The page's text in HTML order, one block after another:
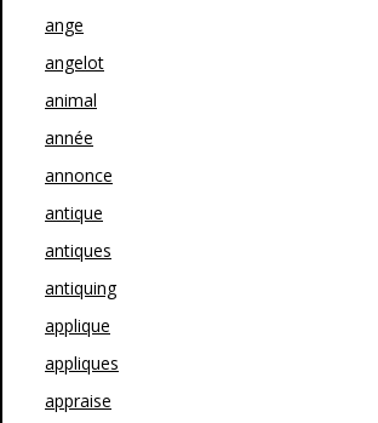
ange
angelot
animal
année
annonce
antique
antiques
antiquing
applique
appliques
appraise